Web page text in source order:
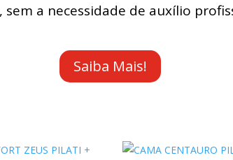
sem a necessidade de auxílio
Saiba Mais!